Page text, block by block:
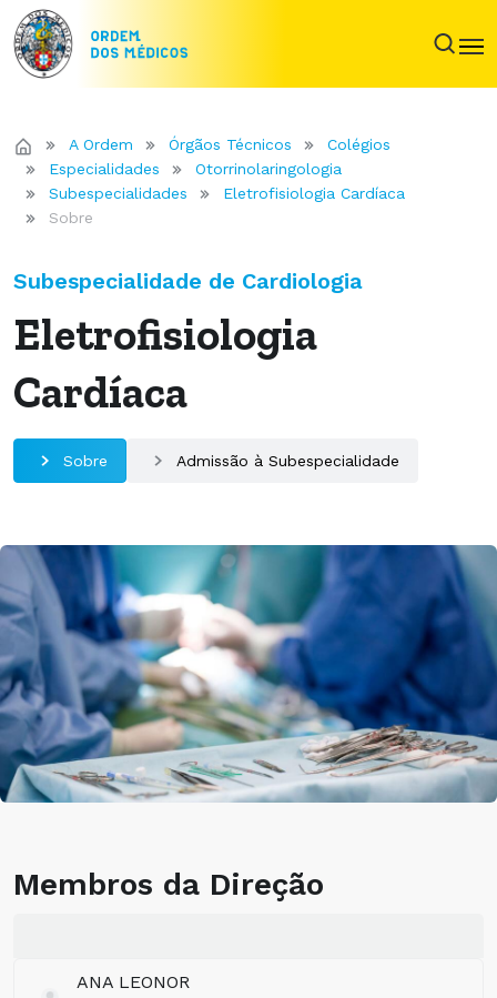
A Ordem Órgãos Técnicos
Colégios
Especialidades
Otorrinolaringologia
Subespecialidades
Eletrofisiologia Cardíaca
Sobre
Subespecialidade de Cardiologia
Eletrofisiologia
Cardíaca
Sobre Admissão à Subespecialidade
Membros da Direção
ANA LEONOR